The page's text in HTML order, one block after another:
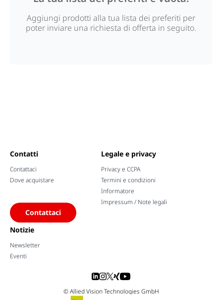
Aggiungi prodotti alla tua lista dei preferiti per
poter inviare una richiesta di offerta in seguito.
Contatti
Contattaci
Dove acquistare
Contattaci
Legale e privacy
Privacy e CCPA
Termini e condizioni
Informatore
Impressum / Note legali
Notizie
Newsletter
Eventi
© Allied Vision Technologies GmbH